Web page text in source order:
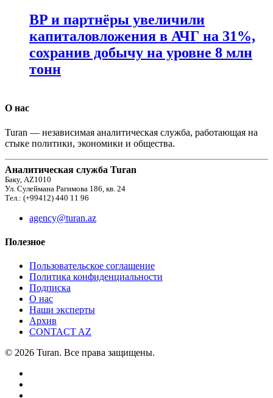
BP и партнёры увеличили
капиталовложения в АЧГ на 31%,
сохранив добычу на уровне 8 млн
тонн
О нас
Turan — независимая аналитическая служба, работающая на
стыке политики, экономики и общества.
Аналитическая служба Turan
Баку, AZ1010
Ул. Сулеймана Рагимова 186, кв. 24
Тел.: (+99412) 440 11 96
agency@turan.az
Полезное
Пользовательское соглашение
Политика конфиденциальности
Подписка
О нас
Наши эксперты
Архив
CONTACT AZ
© 2026 Turan. Все права защищены.